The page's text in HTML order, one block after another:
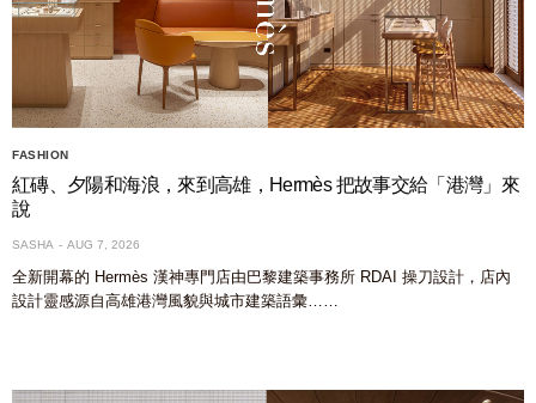
FASHION
紅磚、夕陽和海浪，來到高雄，Hermès 把故事交給「港灣」來
說
SASHA AUG 7, 2026
全新開幕的 Hermès 漢神專門店由巴黎建築事務所 RDAI 操刀設計，店內
設計靈感源自高雄港灣風貌與城市建築語彙……